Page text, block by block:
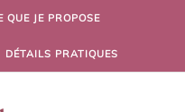
QUE JE PROPOSE
DÉTAILS PRATIQUES